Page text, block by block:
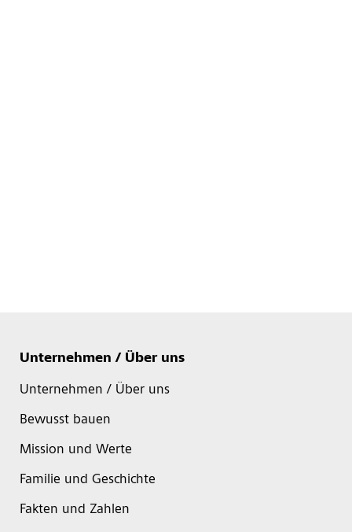
Unternehmen / Über uns
Unternehmen / Über uns
Bewusst bauen
Mission und Werte
Familie und Geschichte
Fakten und Zahlen